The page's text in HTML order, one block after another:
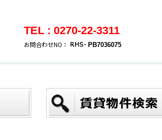
TEL : 0270-22-3311
お問合わせNO： PB7036075